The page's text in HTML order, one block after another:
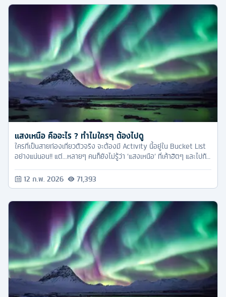
แสงเหนือ คืออะไร ? ทำไมใครๆ ต้องไปดู
ใครที่เป็นสายท่องเที่ยวตัวจริง จะต้องมี Activity นี้อยู่ใน Bucket List
อย่างแน่นอน!! แต่...หลายๆ คนก็ยังไม่รู้ว่า ‘แสงเหนือ’ ที่เค้าฮิตๆ และไปกัน
ทัวร์ครับ เลยจะมาไขปริศนาที่ว่านี้ ให้ทุกคนหายงงกันครับ
12 ก.พ. 2026 71,393